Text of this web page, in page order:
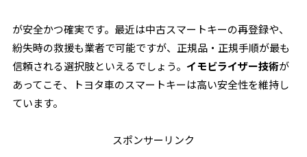
が安全かつ確実です。最近は中古スマートキーの再登録や、
紛失時の救援も業者で可能ですが、正規品・正規手順が最も
信頼される選択肢といえるでしょう。 イモビライザー技術が
あってこそ、トヨタ車のスマートキーは高い安全性を維持し
ています。
スポンサーリンク